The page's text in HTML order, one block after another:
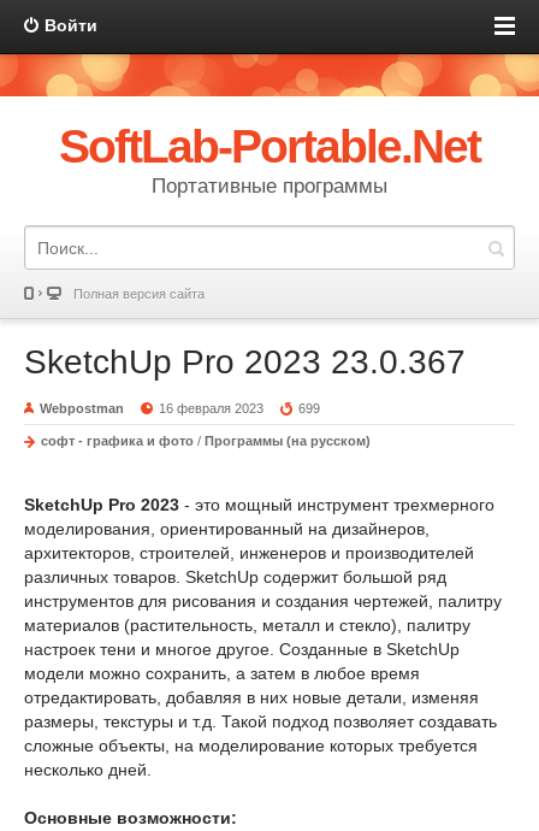
Войти
SoftLab-Portable.Net
Портативные программы
Полная версия сайта
SketchUp Pro 2023 23.0.367
Webpostman 16 февраля 2023 699
софт - графика и фото / Программы (на русском)
SketchUp Pro 2023 - это мощный инструмент трехмерного
моделирования, ориентированный на дизайнеров,
архитекторов, строителей, инженеров и производителей
различных товаров. SketchUp содержит большой ряд
инструментов для рисования и создания чертежей, палитру
материалов (растительность, металл и стекло), палитру
настроек тени и многое другое. Созданные в SketchUp
модели можно сохранить, а затем в любое время
отредактировать, добавляя в них новые детали, изменяя
размеры, текстуры и т.д. Такой подход позволяет создавать
сложные объекты, на моделирование которых требуется
несколько дней.
Основные возможности: